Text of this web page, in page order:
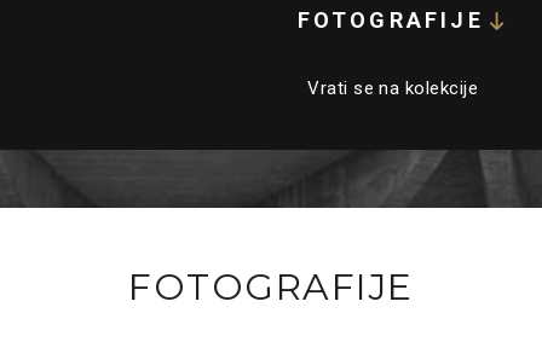
FOTOGRAFIJE
Vrati se na kolekcije
FOTOGRAFIJE